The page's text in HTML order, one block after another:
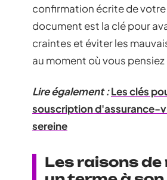
confirmation écrite de votre
document est la clé pour
craintes et éviter les
au moment où vous
Lire également :Les clés
souscription d'assurance-
sereine
Les raisons